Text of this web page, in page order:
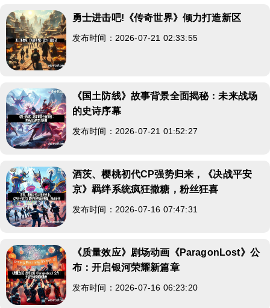
勇士进击吧!《传奇世界》倾力打造新区
发布时间：2026-07-21 02:33:55
《国土防线》故事背景全面揭秘：未来战场
的史诗序幕
发布时间：2026-07-21 01:52:27
酒茨、樱桃初代CP强势归来，《决战平安
京》羁绊系统疯狂撒糖，粉丝狂喜
发布时间：2026-07-16 07:47:31
《质量效应》剧场动画《ParagonLost》公
布：开启银河荣耀新篇章
发布时间：2026-07-16 06:23:20